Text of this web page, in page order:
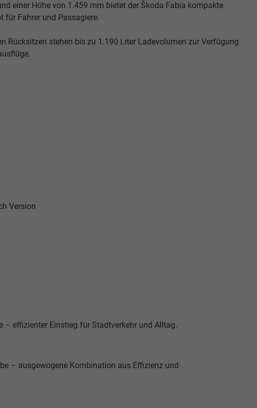
einer Höhe von 1.459 mm bietet der Škoda Fabia kompakte
für Fahrer und Passagiere.
Rücksitzen stehen bis zu 1.190 Liter Ladevolumen zur Verfügung
Version
– effizienter Einstieg für Stadtverkehr und Alltag.
– ausgewogene Kombination aus Effizienz und